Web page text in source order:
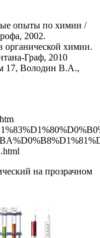
опыты по химии /
2002.
органической химии.
Граф, 2010
17, Володин В.А.,
на прозрачном